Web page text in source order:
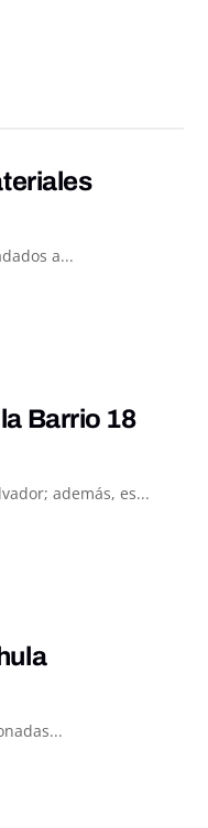
a...
Barrio 18
además, es...